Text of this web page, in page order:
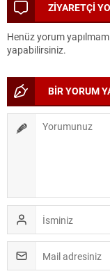
ZİYARETÇİ
Henüz yorum
yapabilirsiniz.
BİR YORUM